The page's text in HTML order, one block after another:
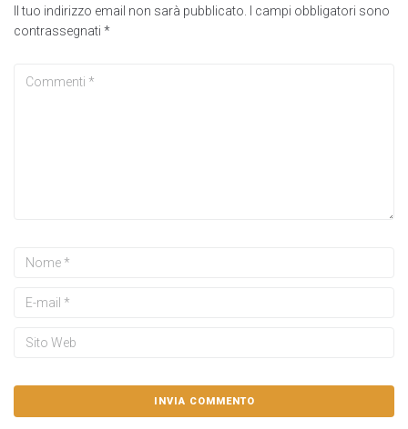
Il tuo indirizzo email non sarà pubblicato.
I campi obbligatori sono
contrassegnati *